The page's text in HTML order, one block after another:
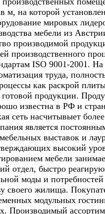
м, на которой
мировых
мебели из
производимой
производственного
ISO 9001-2001. На
труда,
как раскрой
продукции.
известна в РФ и
сеть насчитывыет
является
выставок и
высокий
мебели
отдел, быстро
моды и потребностей
своего жилища.
модульных
Производимый